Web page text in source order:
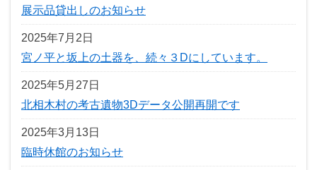
展示品貸出しのお知らせ
2025年7月2日
宮ノ平と坂上の土器を、続々３Dにしています。
2025年5月27日
北相木村の考古遺物3Dデータ公開再開です
2025年3月13日
臨時休館のお知らせ